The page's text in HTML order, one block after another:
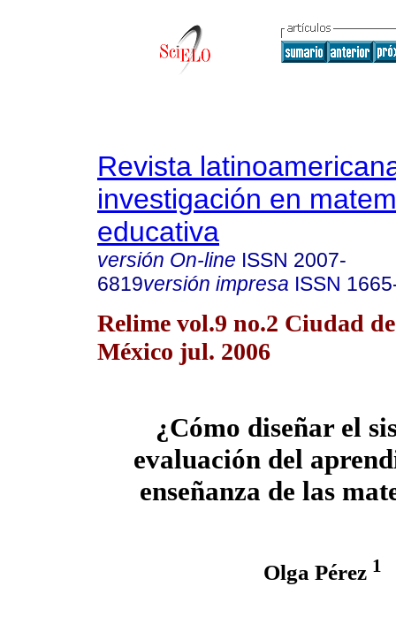
Revista
investigación en
educativa
versión On-line ISSN 2007-
6819versión impresa ISSN
Relime vol.9 no.2 Ciudad de
México jul. 2006
¿Cómo diseñar el
evaluación del
enseñanza de las
Olga Pérez 1